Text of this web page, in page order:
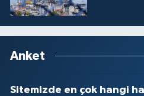
Anket
Sitemizde en çok hangi